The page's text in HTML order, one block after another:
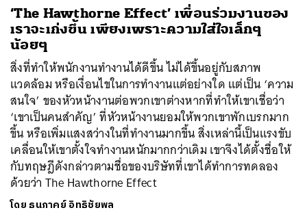
‘The Hawthorne Effect’ เพื่อนร่วมงานของ
เราจะเก่งขึ้น เพียงเพราะความใส่ใจเล็กๆ
น้อยๆ
สิ่งที่ทำให้พนักงานทำงานได้ดีขึ้น ไม่ได้ขึ้นอยู่กับสภาพ
แวดล้อม หรือเงื่อนไขในการทำงานแต่อย่างใด แต่เป็น ‘ความ
สนใจ’ ของหัวหน้างานต่อพวกเขาต่างหากที่ทำให้เขาเชื่อว่า
‘เขาเป็นคนสำคัญ’ ที่หัวหน้างานยอมให้พวกเขาพักเบรกมาก
ขึ้น หรือเพิ่มแสงสว่างในที่ทำงานมากขึ้น สิ่งเหล่านี้เป็นแรงขับ
เคลื่อนให้เขาตั้งใจทำงานหนักมากกว่าเดิม เขาจึงได้ตั้งชื่อให้
กับทฤษฎีดังกล่าวตามชื่อของบริษัทที่เขาได้ทำการทดลอง
ด้วยว่า The Hawthorne Effect
โดย ธนภาคย์ อิทธิชัยพล
SHARE TWEET LINE EMAIL